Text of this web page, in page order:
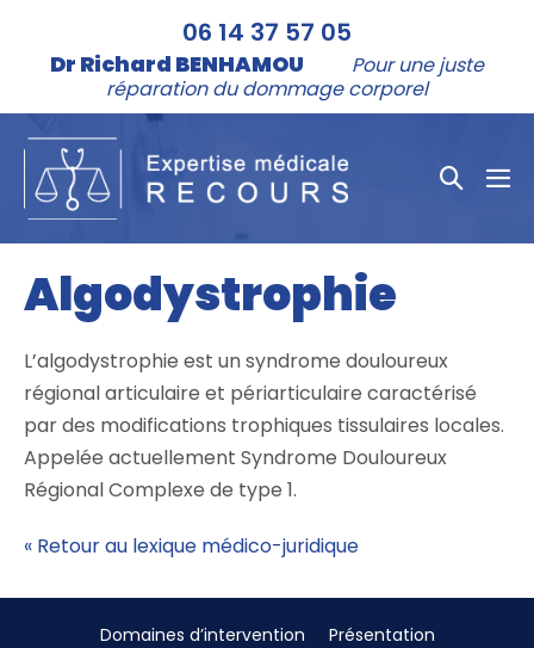
contenu
06 14 37 57 05
Dr Richard BENHAMOU
Pour une juste
réparation du dommage corporel
Algodystrophie
L’algodystrophie est un syndrome douloureux
régional articulaire et périarticulaire caractérisé
par des modifications trophiques tissulaires locales.
Appelée actuellement Syndrome Douloureux
Régional Complexe de type 1.
« Retour au lexique médico-juridique
Domaines d’intervention
Présentation